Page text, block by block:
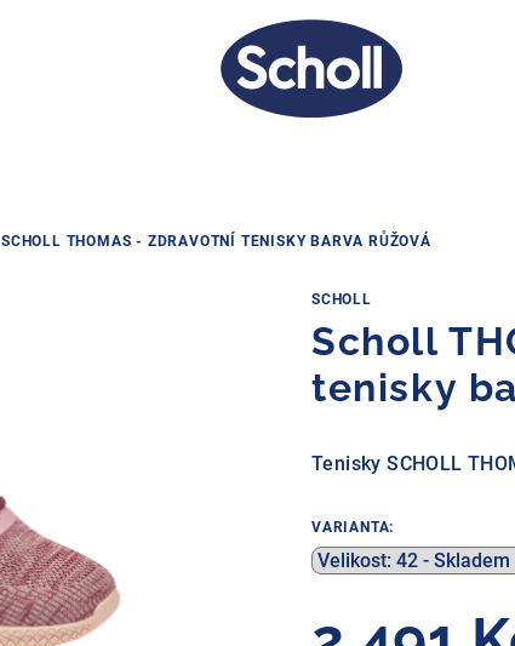
SCHOLL THOMAS - ZDRAVOTNÍ TENISKY BARVA RŮŽOVÁ
SCHOLL
Scholl
tenisky
Tenisky SCHOLL
VARIANTA: